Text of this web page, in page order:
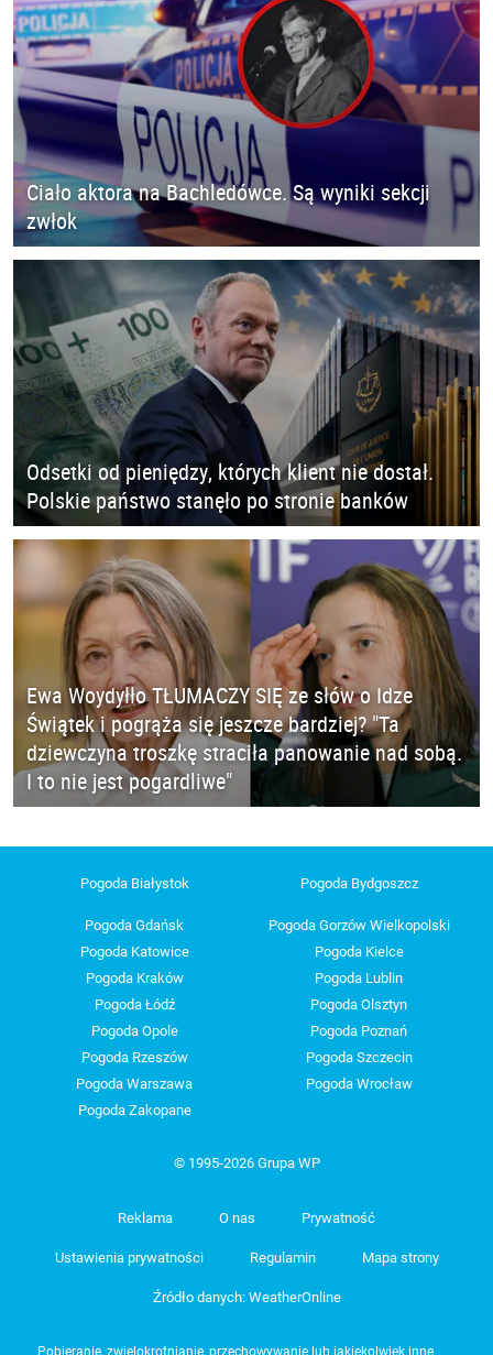
Ciało aktora na Bachledówce. Są wyniki sekcji
zwłok
Odsetki od pieniędzy, których klient nie dostał.
Polskie państwo stanęło po stronie banków
Ewa Woydyłło TŁUMACZY SIĘ ze słów o Idze
Świątek i pogrąża się jeszcze bardziej? "Ta
dziewczyna troszkę straciła panowanie nad sobą.
I to nie jest pogardliwe"
Pogoda Białystok Pogoda Bydgoszcz
Pogoda Gdańsk
Pogoda Gorzów Wielkopolski
Pogoda Katowice
Pogoda Kielce
Pogoda Kraków
Pogoda Lublin
Pogoda Łódź
Pogoda Olsztyn
Pogoda Opole
Pogoda Poznań
Pogoda Rzeszów
Pogoda Szczecin
Pogoda Warszawa
Pogoda Wrocław
Pogoda Zakopane
© 1995-2026 Grupa WP
Reklama O nas Prywatność
Ustawienia prywatności Regulamin Mapa strony
Źródło danych: WeatherOnline
Pobieranie, zwielokrotnianie, przechowywanie lub jakiekolwiek inne